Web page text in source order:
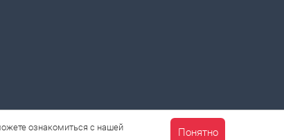
ознакомиться с нашей
Понятно
КОРЗИНА 0